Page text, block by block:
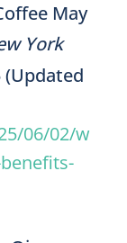
May
York
(Updated
06/02/w